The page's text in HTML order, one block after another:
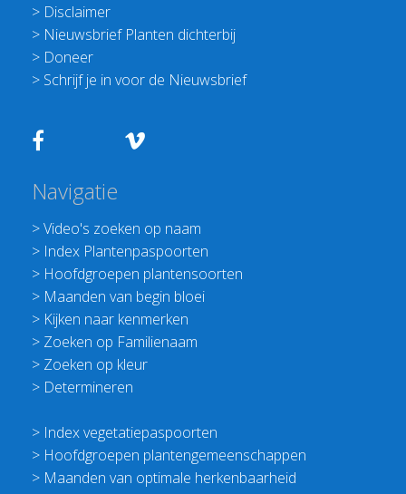
> Disclaimer
> Nieuwsbrief Planten dichterbij
> Doneer
> Schrijf je in voor de Nieuwsbrief
Navigatie
>Video's zoeken op naam
> Index Plantenpaspoorten
> Hoofdgroepen plantensoorten
> Maanden van begin bloei
> Kijken naar kenmerken
> Zoeken op Familienaam
> Zoeken op kleur
> Determineren
> Index vegetatiepaspoorten
> Hoofdgroepen plantengemeenschappen
> Maanden van optimale herkenbaarheid